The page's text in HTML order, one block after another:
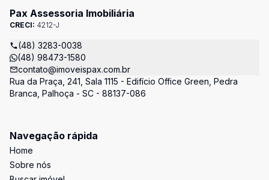
Pax Assessoria Imobiliária
CRECI: 4212-J
(48) 3283-0038
(48) 98473-1580
contato@imoveispax.com.br
Rua da Praça, 241, Sala 1115 - Edifício Office Green, Pedra
Branca, Palhoça - SC - 88137-086
Navegação rápida
Home
Sobre nós